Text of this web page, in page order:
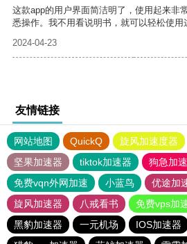
这款app的用户界面简洁明了，使用起来非
悉操作。我不用看说明书，就可以轻松使用
2024-04-23
友情链接
网站地图 QuickQ 旋风加速度器
坚果加速器
tiktok加速器
狗急加
免费vqn外网加速
小蓝鸟 优途加
旋风加速器
八戒看书
免费vps加
黑豹加速器
一元机场 IOS加速器